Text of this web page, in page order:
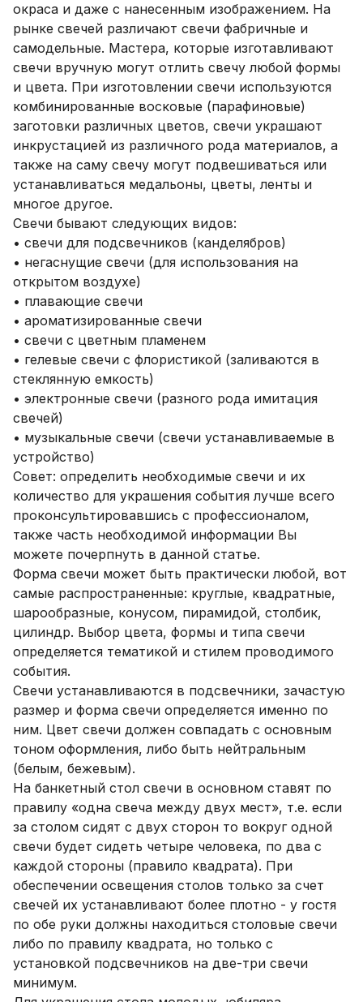
окраса и даже с нанесенным изображением. На
рынке свечей различают свечи фабричные и
самодельные. Мастера, которые изготавливают
свечи вручную могут отлить свечу любой формы
и цвета. При изготовлении свечи используются
комбинированные восковые (парафиновые)
заготовки различных цветов, свечи украшают
инкрустацией из различного рода материалов, а
также на саму свечу могут подвешиваться или
устанавливаться медальоны, цветы, ленты и
многое другое.
Свечи бывают следующих видов:
• свечи для подсвечников (канделябров)
• негаснущие свечи (для использования на
открытом воздухе)
• плавающие свечи
• ароматизированные свечи
• свечи с цветным пламенем
• гелевые свечи с флористикой (заливаются в
стеклянную емкость)
• электронные свечи (разного рода имитация
свечей)
• музыкальные свечи (свечи устанавливаемые в
устройство)
Совет: определить необходимые свечи и их
количество для украшения события лучше всего
проконсультировавшись с профессионалом,
также часть необходимой информации Вы
можете почерпнуть в данной статье.
Форма свечи может быть практически любой, вот
самые распространенные: круглые, квадратные,
шарообразные, конусом, пирамидой, столбик,
цилиндр. Выбор цвета, формы и типа свечи
определяется тематикой и стилем проводимого
события.
Свечи устанавливаются в подсвечники, зачастую
размер и форма свечи определяется именно по
ним. Цвет свечи должен совпадать с основным
тоном оформления, либо быть нейтральным
(белым, бежевым).
На банкетный стол свечи в основном ставят по
правилу «одна свеча между двух мест», т.е. если
за столом сидят с двух сторон то вокруг одной
свечи будет сидеть четыре человека, по два с
каждой стороны (правило квадрата). При
обеспечении освещения столов только за счет
свечей их устанавливают более плотно - у гостя
по обе руки должны находиться столовые свечи
либо по правилу квадрата, но только с
установкой подсвечников на две-три свечи
минимум.